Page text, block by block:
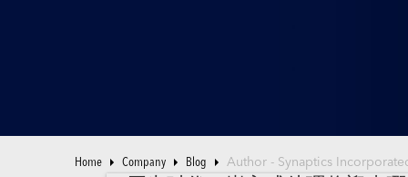
Home Company Blog Author - Synaptics